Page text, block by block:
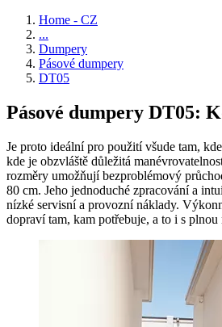
Home - CZ
...
Dumpery
Pásové dumpery
DT05
Pásové dumpery DT05:
Je proto ideální pro použití všude tam,
kde je obzvláště důležitá
rozměry umožňují bezproblémový
80 cm. Jeho jednoduché zpracování a
nízké servisní a provozní náklady.
dopraví tam, kam potřebuje, a to i s plnou